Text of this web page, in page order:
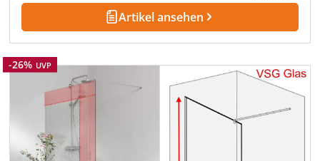
Artikel ansehen
Rabatt
-26% UVP